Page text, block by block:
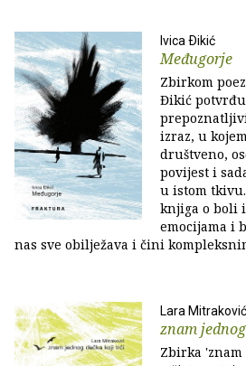
Ivica Ðikić
Međugorje
Zbirkom
Đikić
izraz, u
društveno,
povijest i
u istom
knjiga o boli
emocijama i
nas sve obilježava i čini
Lara Mitraković
znam
Zbirka 'znam